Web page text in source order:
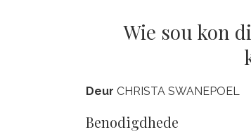
Wie sou kon
Deur CHRISTA SWANEPOEL
Benodigdhede